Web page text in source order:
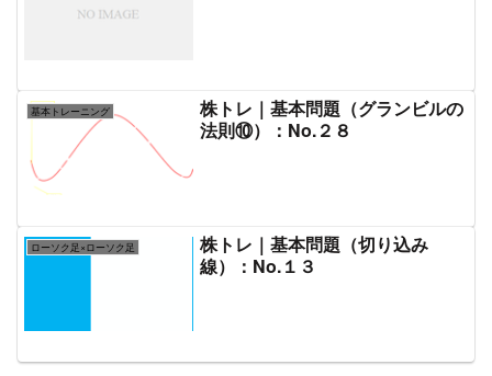
基本トレーニング
株トレ｜基本問題（グランビルの
法則⑩）：No.２８
ローソク足×ローソク足
株トレ｜基本問題（切り込み
線）：No.１３